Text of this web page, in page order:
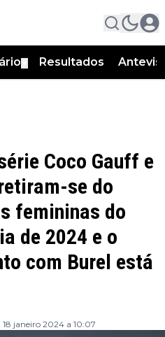
Resultados
Coco Gauff e
se do
femininas do
de 2024 e o
com Burel está
janeiro 2024 a 10:07